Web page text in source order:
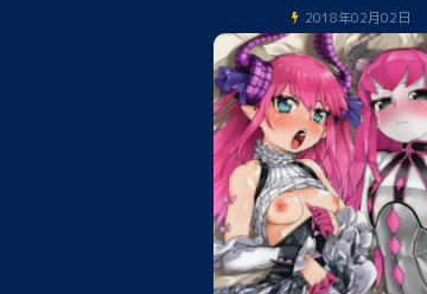
2018年02月02日